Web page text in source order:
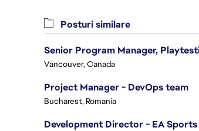
Posturi similare
Vancouver, Canada
Project Manager - DevOps team
Bucharest, Romania